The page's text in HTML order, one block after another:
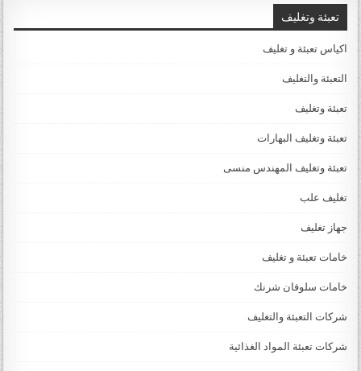
تعبئة وتغليف
اكياس تعبئة و تغليف
التعبئة والتغليف
تعبئة وتغليف
تعبئة وتغليف البهارات
تعبئة وتغليف المهندس منسى
تغليف علب
جهاز تغليف
خامات تعبئة و تغليف
خامات سلوفان شرنك
شركات التعبئة والتغليف
شركات تعبئة المواد الغذائية